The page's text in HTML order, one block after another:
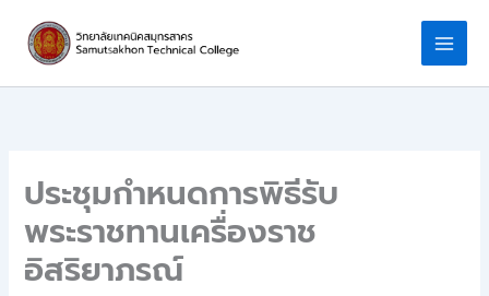
content
ประชุมกำหนดการพิธีรับ
พระราชทานเครื่องราช
อิสริยาภรณ์